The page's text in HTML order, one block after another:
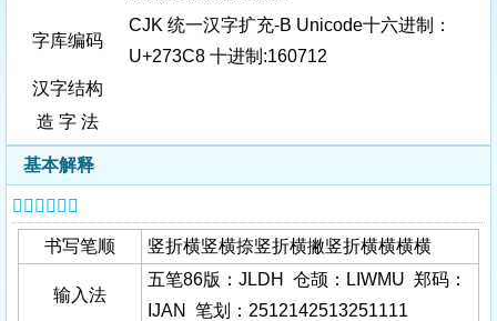
字库编码
CJK 统一汉字扩充-B Unicode十六进制：
U+273C8 十进制:160712
汉字结构
造 字 法
基本解释
𧏈字基本信息
书写笔顺 竖折横竖横捺竖折横撇竖折横横横横
输入法
五笔86版：JLDH 仓颉：LIWMU 郑码：
IJAN 笔划：2512142513251111